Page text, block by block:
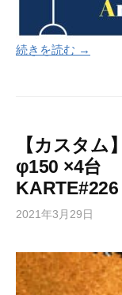
続きを読む →
【カスタ
φ150 ×4台
KARTE#226
2021年3月29日